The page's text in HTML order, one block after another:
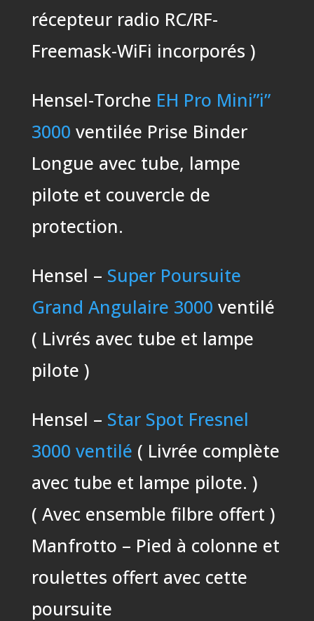
récepteur radio RC/RF-
Freemask-WiFi incorporés )
Hensel-Torche EH Pro Mini”i”
3000 ventilée Prise Binder
Longue avec tube, lampe
pilote et couvercle de
protection.
Hensel – Super Poursuite
Grand Angulaire 3000 ventilé
( Livrés avec tube et lampe
pilote )
Hensel – Star Spot Fresnel
3000 ventilé ( Livrée complète
avec tube et lampe pilote. )
( Avec ensemble filbre offert )
Manfrotto – Pied à colonne et
roulettes offert avec cette
poursuite